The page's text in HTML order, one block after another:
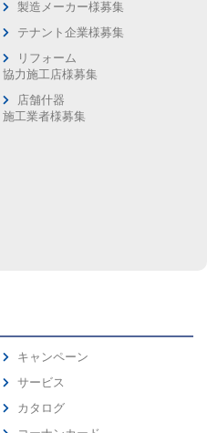
製造メーカー様募集
テナント企業様募集
リフォーム
協力施工店様募集
店舗什器
施工業者様募集
キャンペーン
サービス
カタログ